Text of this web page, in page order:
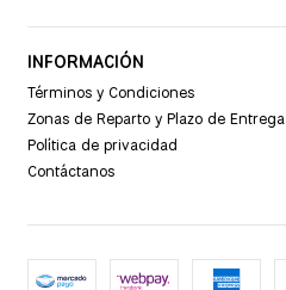
INFORMACIÓN
Términos y Condiciones
Zonas de Reparto y Plazo de Entrega
Política de privacidad
Contáctanos